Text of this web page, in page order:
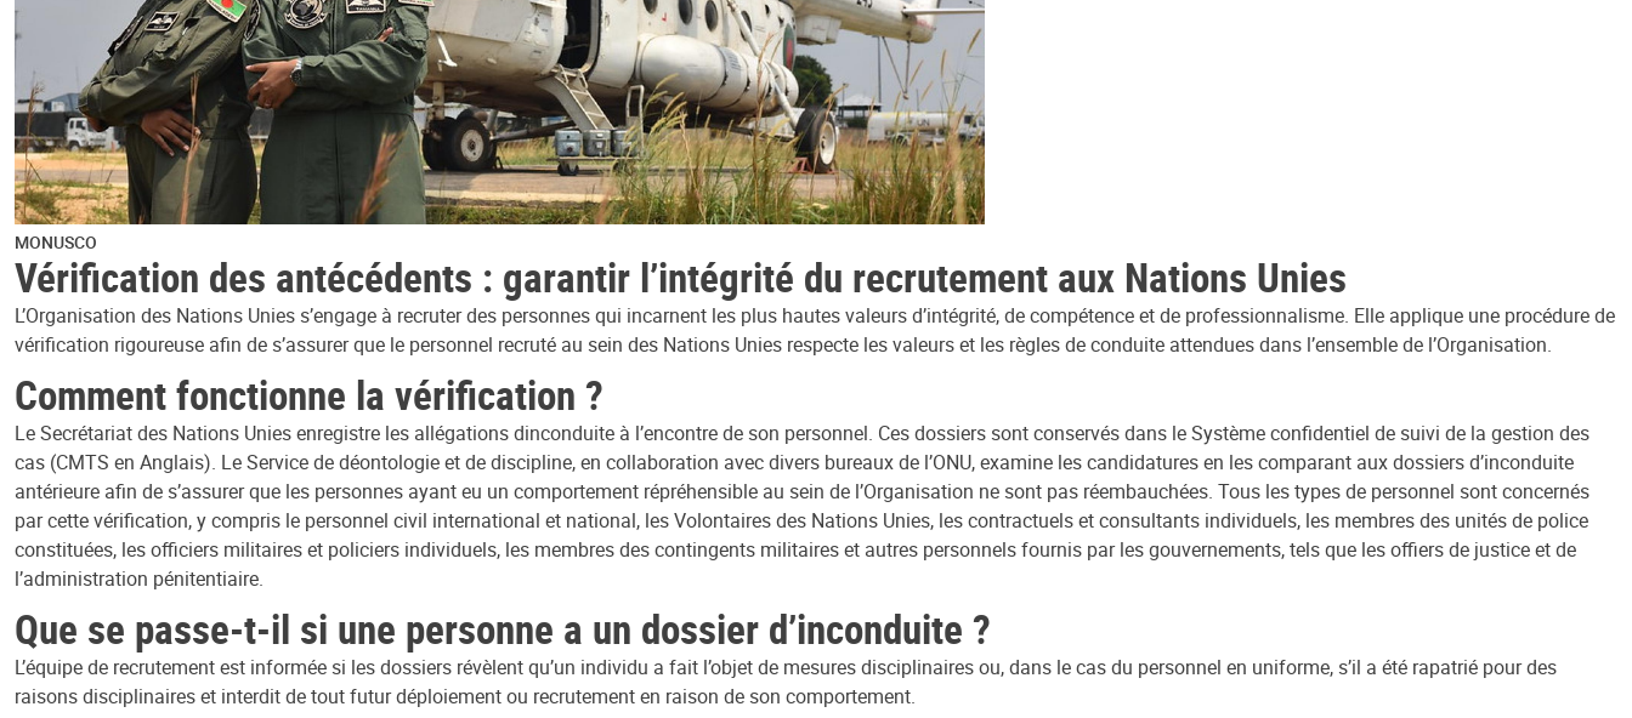
MONUSCO
Vérification des antécédents : garantir l’intégrité du recrutement aux Nations Unies
L’Organisation des Nations Unies s’engage à recruter des personnes qui incarnent les plus hautes valeurs d’intégrité, de compétence et de professionnalisme. Elle applique une procédure de
vérification rigoureuse afin de s’assurer que le personnel recruté au sein des Nations Unies respecte les valeurs et les règles de conduite attendues dans l’ensemble de l’Organisation.
Comment fonctionne la vérification ?
Le Secrétariat des Nations Unies enregistre les allégations dinconduite à l’encontre de son personnel. Ces dossiers sont conservés dans le Système confidentiel de suivi de la gestion des
cas (CMTS en Anglais). Le Service de déontologie et de discipline, en collaboration avec divers bureaux de l’ONU, examine les candidatures en les comparant aux dossiers d’inconduite
antérieure afin de s’assurer que les personnes ayant eu un comportement répréhensible au sein de l’Organisation ne sont pas réembauchées. Tous les types de personnel sont concernés
par cette vérification, y compris le personnel civil international et national, les Volontaires des Nations Unies, les contractuels et consultants individuels, les membres des unités de police
constituées, les officiers militaires et policiers individuels, les membres des contingents militaires et autres personnels fournis par les gouvernements, tels que les offiers de justice et de
l’administration pénitentiaire.
Que se passe-t-il si une personne a un dossier d’inconduite ?
L’équipe de recrutement est informée si les dossiers révèlent qu’un individu a fait l’objet de mesures disciplinaires ou, dans le cas du personnel en uniforme, s’il a été rapatrié pour des
raisons disciplinaires et interdit de tout futur déploiement ou recrutement en raison de son comportement.